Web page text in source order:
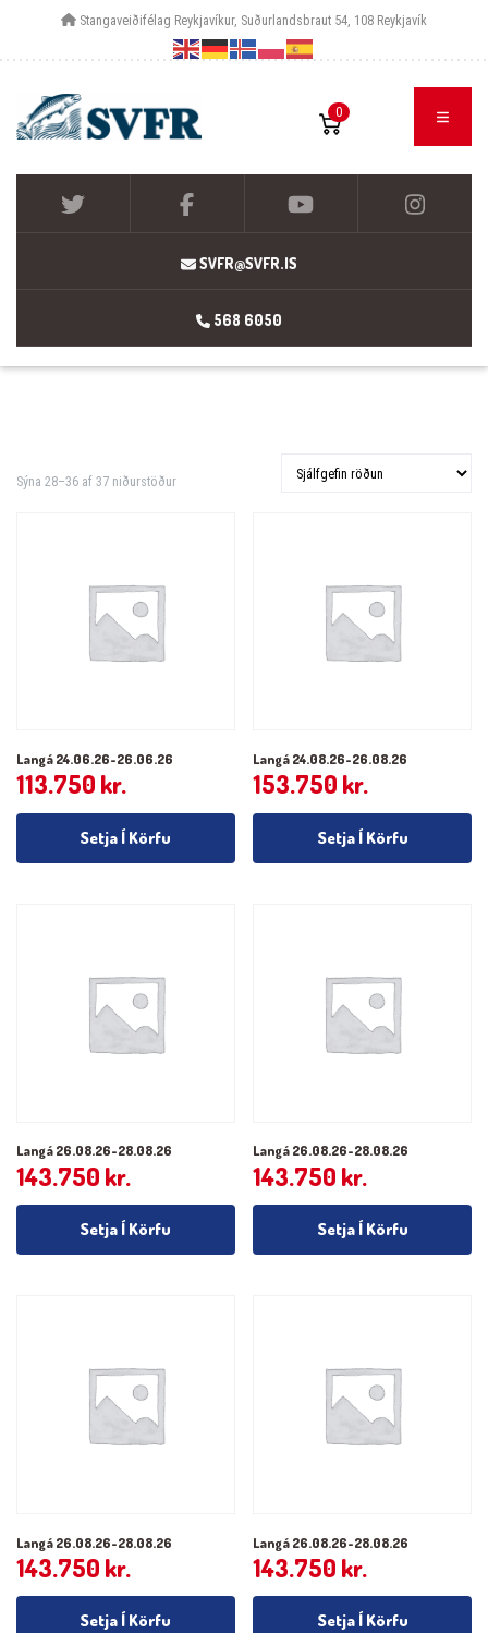
Stangaveiðifélag Reykjavíkur, Suðurlandsbraut 54, 108 Reykjavík
0
SVFR@SVFR.IS
568 6050
Sýna 28–36 af 37 niðurstöður
Langá 24.06.26-26.06.26
113.750 kr.
Setja Í Körfu
Langá 24.08.26-26.08.26
153.750 kr.
Setja Í Körfu
Langá 26.08.26-28.08.26
143.750 kr.
Setja Í Körfu
Langá 26.08.26-28.08.26
143.750 kr.
Setja Í Körfu
Langá 26.08.26-28.08.26
143.750 kr.
Setja Í Körfu
Langá 26.08.26-28.08.26
143.750 kr.
Setja Í Körfu